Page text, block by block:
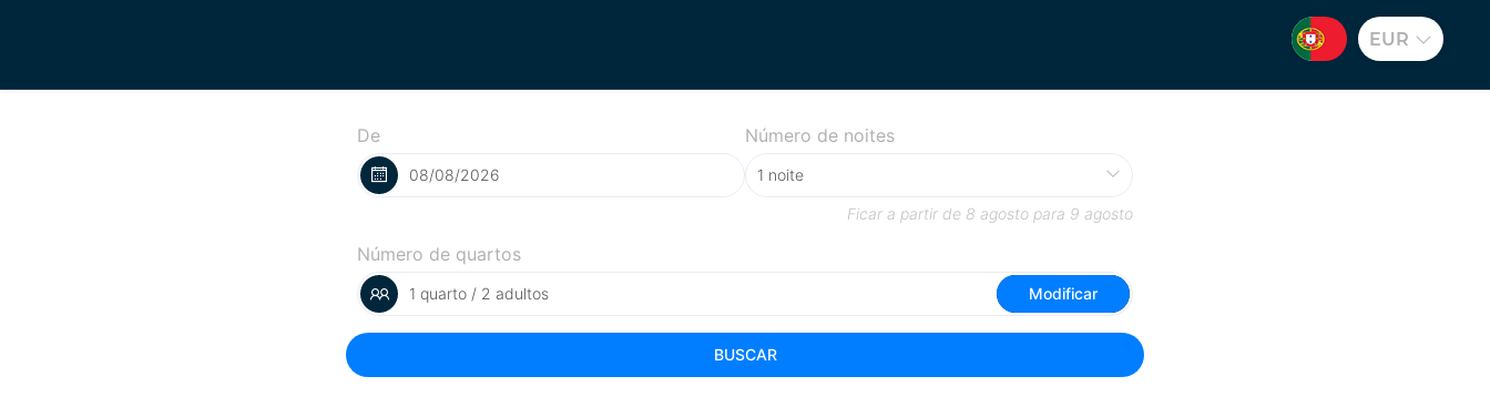
EUR
De Número de noites
Ficar a partir de 8 agosto para 9 agosto
Número de quartos
1 quarto / 2 adultos Modificar